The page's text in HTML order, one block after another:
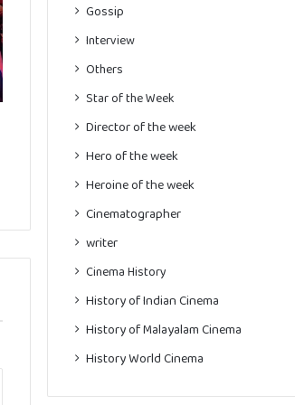
Gossip
Interview
Others
Star of the Week
Director of the week
Hero of the week
Heroine of the week
Cinematographer
writer
Cinema History
History of Indian Cinema
History of Malayalam Cinema
History World Cinema